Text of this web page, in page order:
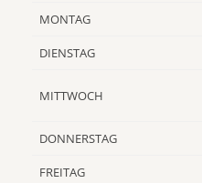
MONTAG
DIENSTAG
MITTWOCH
DONNERSTAG
FREITAG